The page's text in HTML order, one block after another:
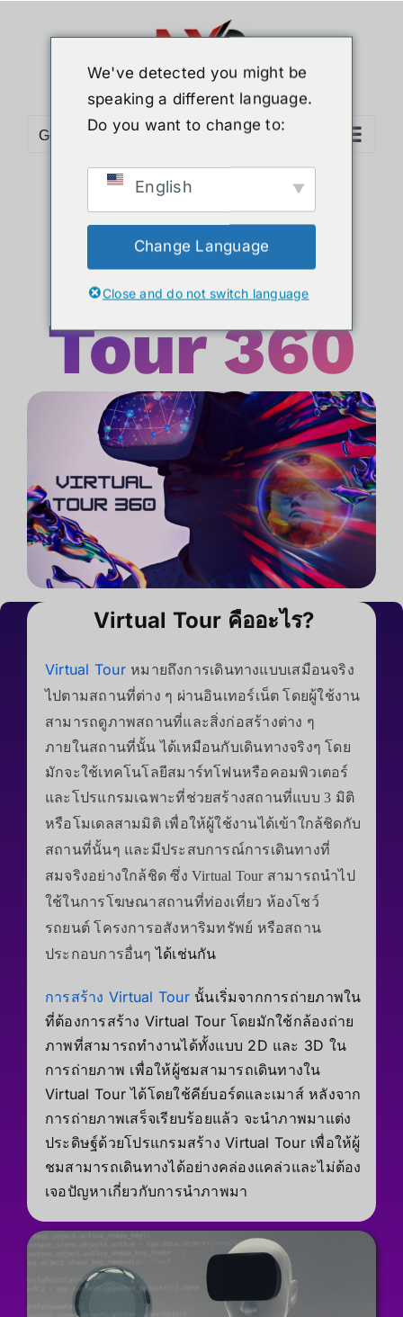
Go to...
บริการ
Virtual
Tour 360
Virtual Tour คืออะไร?
Virtual Tour หมายถึงการเดินทางแบบเสมือนจริง
ไป ตามสถานที่ต่าง ๆ ผ่านอินเทอร์เน็ต โดยผู้ใช้งาน
สามารถดูภาพสถานที่และสิ่งก่อสร้างต่าง ๆ
ภายในสถานที่นั้น ได้เหมือนกับเดินทางจริงๆ โดย
มักจะใช้เทคโนโลยีสมาร์ทโฟนหรือคอมพิวเตอร์
และโปรแกรมเฉพาะที่ช่วยสร้างสถานที่แบบ 3 มิติ
หรือโมเดลสามมิติ เพื่อให้ผู้ใช้งานได้เข้าใกล้ชิดกับ
สถานที่นั้นๆ และมีประสบการณ์การเดินทางที่
สมจริงอย่างใกล้ชิด ซึ่ง Virtual Tour สามารถนำไป
ใช้ในการโฆษณาสถานที่ท่องเที่ยว ห้องโชว์
รถยนต์ โครงการอสังหาริมทรัพย์ หรือสถาน
ประกอบการอื่นๆได้เช่นกัน
การสร้าง Virtual Tourนั้นเริ่มจากการถ่ายภาพใน
ที่ต้องการสร้าง Virtual Tour โดยมักใช้กล้องถ่าย
ภาพที่สามารถทำงานได้ทั้งแบบ 2D และ 3D ใน
การถ่ายภาพ เพื่อให้ผู้ชมสามารถเดินทางใน
Virtual Tour ได้โดยใช้คีย์บอร์ดและเมาส์หลังจาก
การถ่ายภาพเสร็จเรียบร้อยแล้ว จะนำภาพมาแต่ง
ประดิษฐ์ด้วยโปรแกรมสร้าง Virtual Tour เพื่อให้ผู้
ชมสามารถเดินทางได้อย่างคล่องแคล่วและไม่ต้อง
เจอปัญหาเกี่ยวกับการนำภาพมา
We've detected you might be
speaking a different language.
Do you want to change to:
English
Change Language
Close and do not switch language